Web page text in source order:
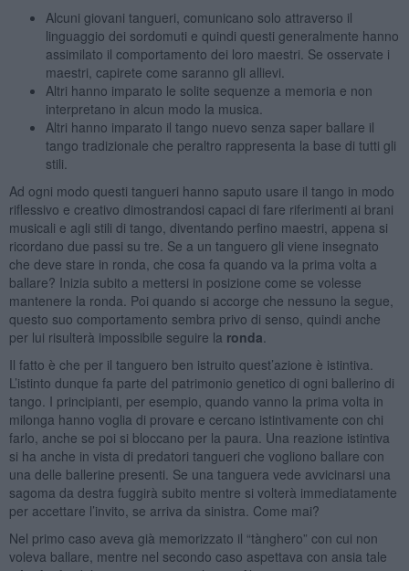
Alcuni giovani tangueri, comunicano solo attraverso il
linguaggio dei sordomuti e quindi questi generalmente hanno
assimilato il comportamento dei loro maestri. Se osservate i
maestri, capirete come saranno gli allievi.
Altri hanno imparato le solite sequenze a memoria e non
interpretano in alcun modo la musica.
Altri hanno imparato il tango nuevo senza saper ballare il
tango tradizionale che peraltro rappresenta la base di tutti gli
stili.
Ad ogni modo questi tangueri hanno saputo usare il tango in modo
riflessivo e creativo dimostrandosi capaci di fare riferimenti ai brani
musicali e agli stili di tango, diventando perfino maestri, appena si
ricordano due passi su tre. Se a un tanguero gli viene insegnato
che deve stare in ronda, che cosa fa quando va la prima volta a
ballare? Inizia subito a mettersi in posizione come se volesse
mantenere la ronda. Poi quando si accorge che nessuno la segue,
questo suo comportamento sembra privo di senso, quindi anche
per lui risulterà impossibile seguire la ronda
Il fatto è che per il tanguero ben istruito quest’azione è istintiva.
L’istinto dunque fa parte del patrimonio genetico di ogni ballerino di
tango. I principianti, per esempio, quando vanno la prima volta in
milonga hanno voglia di provare e cercano istintivamente con chi
farlo, anche se poi si bloccano per la paura. Una reazione istintiva
si ha anche in vista di predatori tangueri che vogliono ballare con
una delle ballerine presenti. Se una tanguera vede avvicinarsi una
sagoma da destra fuggirà subito mentre si volterà immediatamente
per accettare l’invito, se arriva da sinistra. Come mai?
Nel primo caso aveva già memorizzato il “tànghero” con cui non
voleva ballare, mentre nel secondo caso aspettava con ansia tale